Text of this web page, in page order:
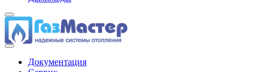
Документация